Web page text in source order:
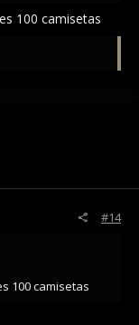
100 camisetas
#14
100 camisetas